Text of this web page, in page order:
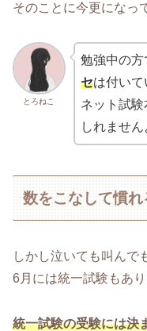
そのことに今更になっ
とろねこ
勉強中の方
セは付いて
ネット試
しれません
数をこなして慣
しかし泣いても叫んで
6月には統一試験もあり
統一試験の受験には決